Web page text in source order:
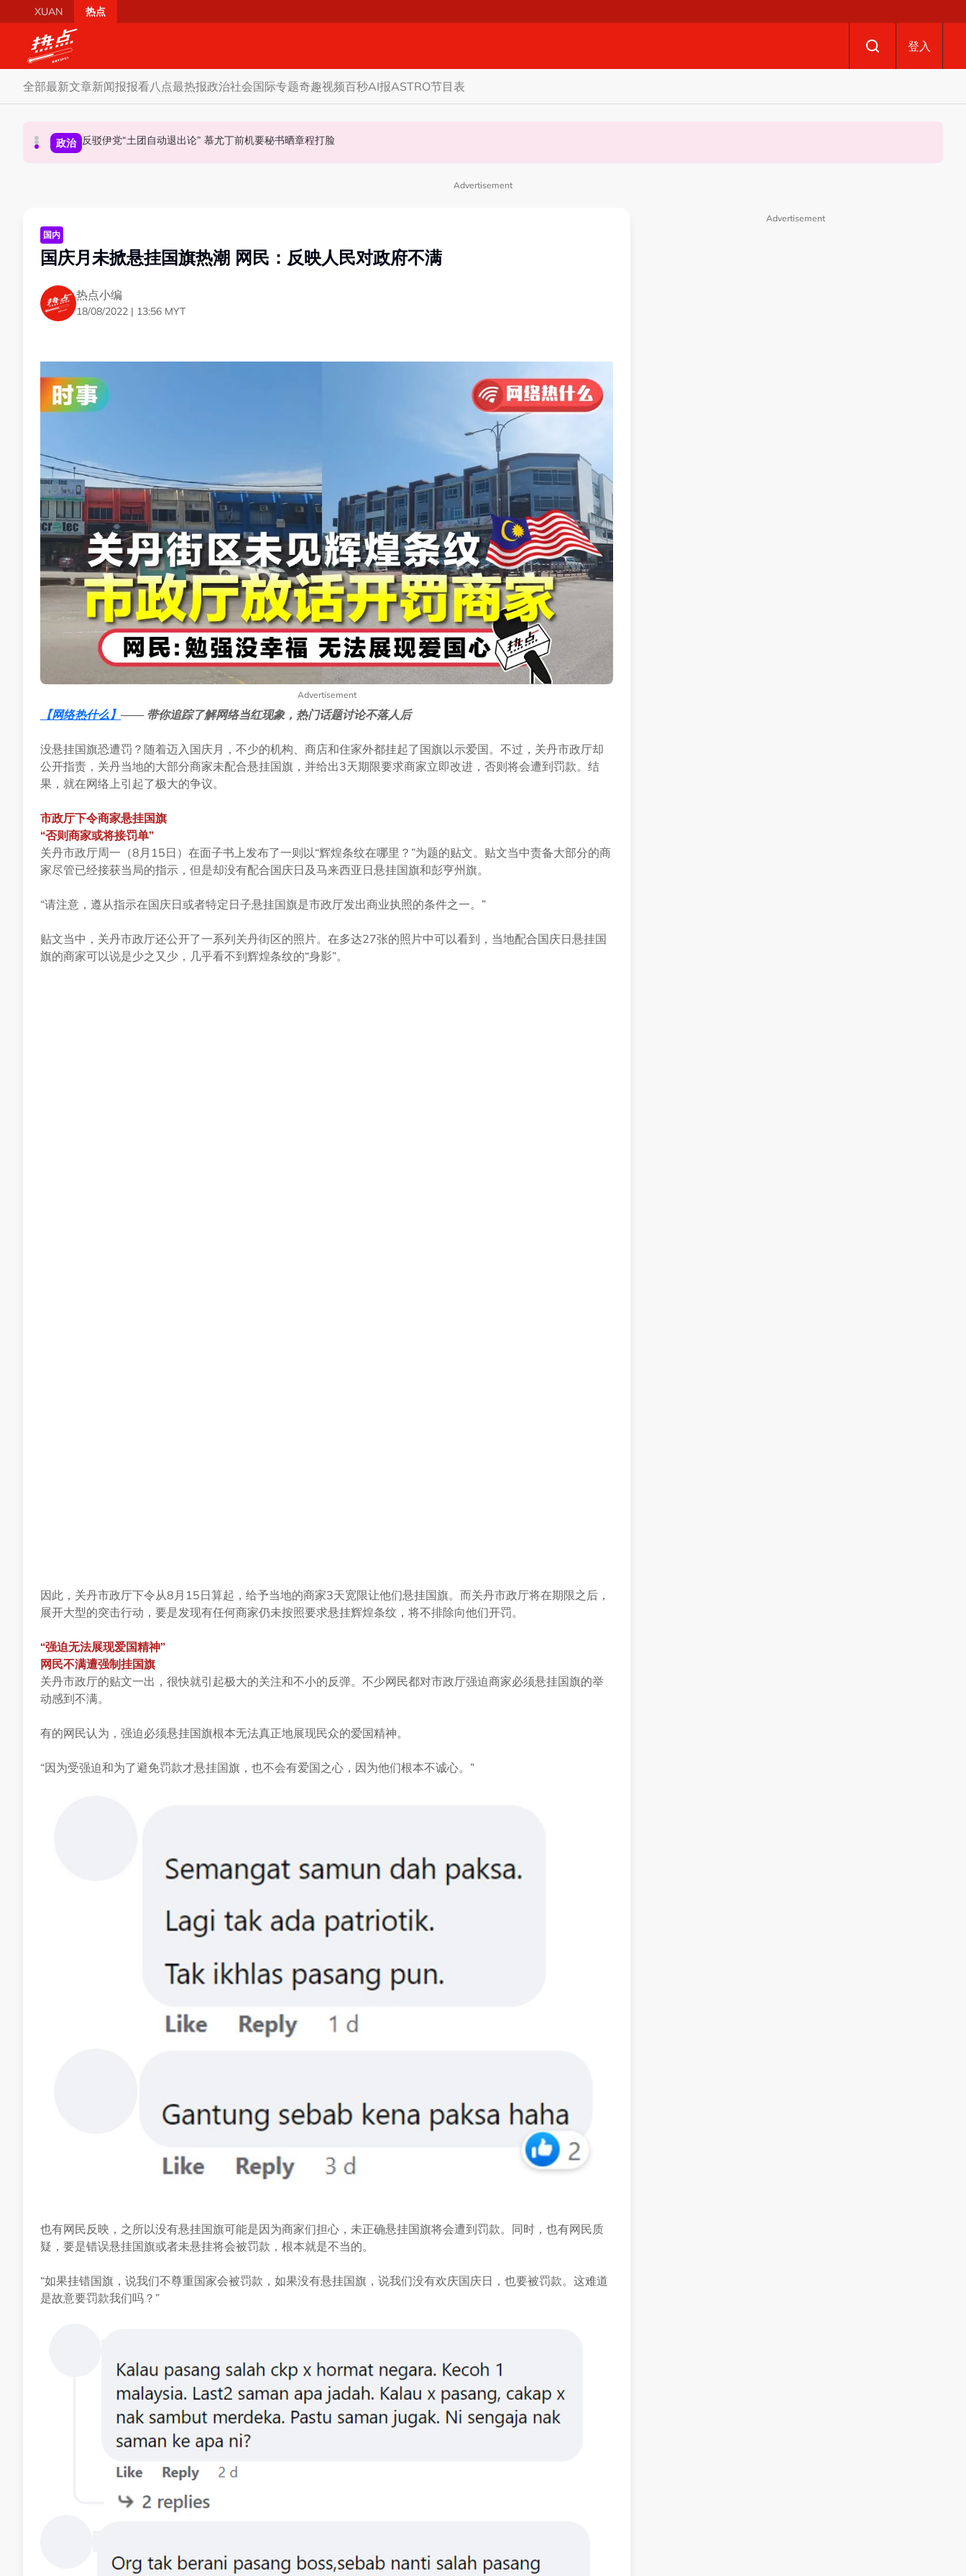
Skip to main content
XUAN 热点
登入
全部最新文章新闻报报看八点最热报政治社会国际专题奇趣视频百秒AI报ASTRO节目表
政治 马六甲州选 | 甲州选席谈判现空间？ 法米：国阵开放态度值得探讨
政治 反驳伊党“土团自动退出论” 慕尤丁前机要秘书晒章程打脸
社会 国歌响起华人庙宇千人齐肃立 网友动容：这才是真正的马来西亚
Advertisement
国内
国庆月未掀悬挂国旗热潮 网民：反映人民对政府不满
热点小编
18/08/2022 | 13:56 MYT
Advertisement
【网络热什么】 —— 带你追踪了解网络当红现象，热门话题讨论不落人后
没悬挂国旗恐遭罚？随着迈入国庆月，不少的机构、商店和住家外都挂起了国旗以示爱国。不过，关丹市政厅却
公开指责，关丹当地的大部分商家未配合悬挂国旗，并给出3天期限要求商家立即改进，否则将会遭到罚款。结
果，就在网络上引起了极大的争议。
市政厅下令商家悬挂国旗
“否则商家或将接罚单”
关丹市政厅周一（8月15日）在面子书上发布了一则以“辉煌条纹在哪里？”为题的贴文。贴文当中责备大部分的商
家尽管已经接获当局的指示，但是却没有配合国庆日及马来西亚日悬挂国旗和彭亨州旗。
“请注意，遵从指示在国庆日或者特定日子悬挂国旗是市政厅发出商业执照的条件之一。”
贴文当中，关丹市政厅还公开了一系列关丹街区的照片。在多达27张的照片中可以看到，当地配合国庆日悬挂国
旗的商家可以说是少之又少，几乎看不到辉煌条纹的“身影”。
因此，关丹市政厅下令从8月15日算起，给予当地的商家3天宽限让他们悬挂国旗。而关丹市政厅将在期限之后，
展开大型的突击行动，要是发现有任何商家仍未按照要求悬挂辉煌条纹，将不排除向他们开罚。
“强迫无法展现爱国精神”
网民不满遭强制挂国旗
关丹市政厅的贴文一出，很快就引起极大的关注和不小的反弹。不少网民都对市政厅强迫商家必须悬挂国旗的举
动感到不满。
有的网民认为，强迫必须悬挂国旗根本无法真正地展现民众的爱国精神。
“因为受强迫和为了避免罚款才悬挂国旗，也不会有爱国之心，因为他们根本不诚心。”
也有网民反映，之所以没有悬挂国旗可能是因为商家们担心，未正确悬挂国旗将会遭到罚款。同时，也有网民质
疑，要是错误悬挂国旗或者未悬挂将会被罚款，根本就是不当的。
“如果挂错国旗，说我们不尊重国家会被罚款，如果没有悬挂国旗，说我们没有欢庆国庆日，也要被罚款。这难道
是故意要罚款我们吗？”
Advertisement